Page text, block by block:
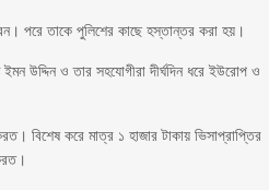
পরে তাকে পুলিশের কাছে হস্তান্তর করা হয়।
উদ্দিন ও তার সহযোগীরা দীর্ঘদিন ধরে ইউরোপ ও
বিশেষ করে মাত্র ১ হাজার টাকায় ভিসাপ্রাপ্তির